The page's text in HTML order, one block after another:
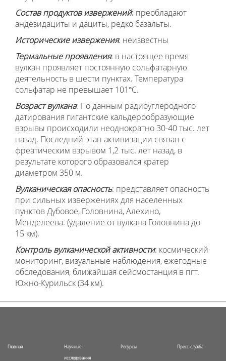
Состав продуктов извержений: преобладают
андезидациты и дациты, редко базальты.
Исторические извержения: неизвестны
Термальные проявления: в настоящее время
вулкан проявляет постоянную сольфатарную
деятельность в шести пунктах. Температура
сольфатар не превышает 101°С.
Возраст вулкана: По данным радиоуглеродного
датирования гигантские кальдерообразующие
взрывы происходили неоднократно 30-40 тыс. лет
назад. Последний этап активизации связан с
фреатическим взрывом 1,2 тыс. лет назад, в
результате которого образовался кратер
диаметром 350 м.
Вулканическая опасность: представляет опасность
при сильных извержениях для населенных
пунктов Дубовое, Головнина, Алехино,
Менделеева. (удаление от вулкана Головнина до
15 км).
Контроль вулканической активности: космический
мониторинг, визуальные наблюдения, ежегодные
обследования, ближайшая сейсмостанция в пгт.
Южно-Курильск (34 км).
Главная Научные
исследования
Ресурсы Пресс-служба